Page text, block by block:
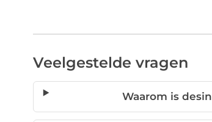
Veelgestelde vragen
Waarom is